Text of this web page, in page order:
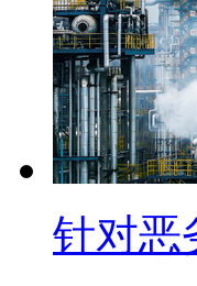
针对恶